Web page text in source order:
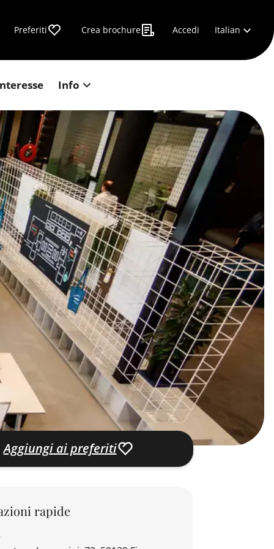
Preferiti Crea brochure Accedi Italian
Info
Aggiungi ai preferiti
rapide